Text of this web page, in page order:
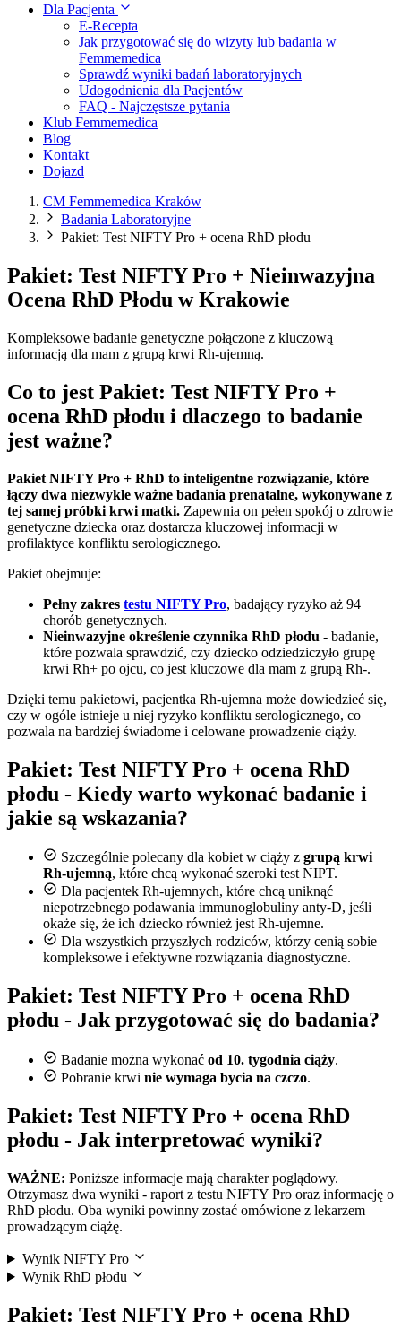
Dla Pacjenta
E-Recepta
Jak przygotować się do wizyty lub badania w
Femmemedica
Sprawdź wyniki badań laboratoryjnych
Udogodnienia dla Pacjentów
FAQ - Najczęstsze pytania
Klub Femmemedica
Blog
Kontakt
Dojazd
CM Femmemedica Kraków
Badania Laboratoryjne
Pakiet: Test NIFTY Pro + ocena RhD płodu
Pakiet: Test NIFTY Pro + Nieinwazyjna
Ocena RhD Płodu w Krakowie
Kompleksowe badanie genetyczne połączone z kluczową
informacją dla mam z grupą krwi Rh-ujemną.
Co to jest Pakiet: Test NIFTY Pro +
ocena RhD płodu i dlaczego to badanie
jest ważne?
Pakiet NIFTY Pro + RhD to inteligentne rozwiązanie, które
łączy dwa niezwykle ważne badania prenatalne, wykonywane z
tej samej próbki krwi matki. Zapewnia on pełen spokój o zdrowie
genetyczne dziecka oraz dostarcza kluczowej informacji w
profilaktyce konfliktu serologicznego.
Pakiet obejmuje:
Pełny zakres testu NIFTY Pro, badający ryzyko aż 94
chorób genetycznych.
Nieinwazyjne określenie czynnika RhD płodu - badanie,
które pozwala sprawdzić, czy dziecko odziedziczyło grupę
krwi Rh+ po ojcu, co jest kluczowe dla mam z grupą Rh-.
Dzięki temu pakietowi, pacjentka Rh-ujemna może dowiedzieć się,
czy w ogóle istnieje u niej ryzyko konfliktu serologicznego, co
pozwala na bardziej świadome i celowane prowadzenie ciąży.
Pakiet: Test NIFTY Pro + ocena RhD
płodu - Kiedy warto wykonać badanie i
jakie są wskazania?
Szczególnie polecany dla kobiet w ciąży z grupą krwi
Rh-ujemną, które chcą wykonać szeroki test NIPT.
Dla pacjentek Rh-ujemnych, które chcą uniknąć
niepotrzebnego podawania immunoglobuliny anty-D, jeśli
okaże się, że ich dziecko również jest Rh-ujemne.
Dla wszystkich przyszłych rodziców, którzy cenią sobie
kompleksowe i efektywne rozwiązania diagnostyczne.
Pakiet: Test NIFTY Pro + ocena RhD
płodu - Jak przygotować się do badania?
Badanie można wykonać od 10. tygodnia ciąży.
Pobranie krwi nie wymaga bycia na czczo.
Pakiet: Test NIFTY Pro + ocena RhD
płodu - Jak interpretować wyniki?
WAŻNE: Poniższe informacje mają charakter poglądowy.
Otrzymasz dwa wyniki - raport z testu NIFTY Pro oraz informację o
RhD płodu. Oba wyniki powinny zostać omówione z lekarzem
prowadzącym ciążę.
Wynik NIFTY Pro
Wynik RhD płodu
Pakiet: Test NIFTY Pro + ocena RhD